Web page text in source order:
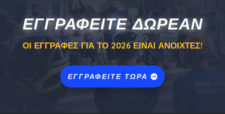
ΕΓΓΡΑΦΕΊΤΕ ΔΩΡΕΆΝ
ΟΙ ΕΓΓΡΑΦΈΣ ΓΙΑ ΤΟ 2026 ΕΊΝΑΙ ΑΝΟΙΧΤΈΣ!
ΕΓΓΡΑΦΕΊΤΕ ΤΏΡΑ